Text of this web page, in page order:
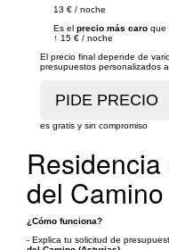
13 € / noche
Es el precio más caro que
↑ 15 € / noche
El precio final depende de
presupuestos personalizados
es gratis y sin compromiso
del
¿Cómo funciona?
- Explica tu solicitud de